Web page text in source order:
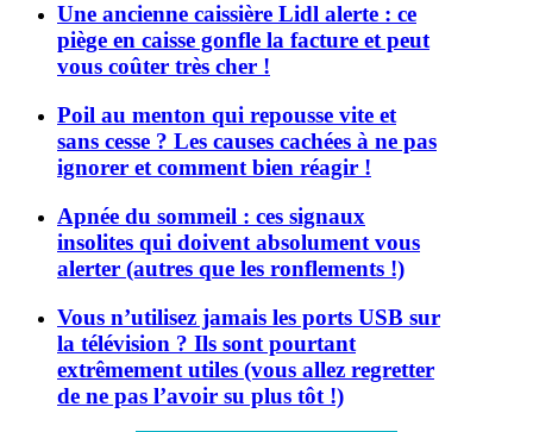
Une ancienne caissière Lidl alerte : ce
piège en caisse gonfle la facture et peut
vous coûter très cher !
Poil au menton qui repousse vite et
sans cesse ? Les causes cachées à ne pas
ignorer et comment bien réagir !
Apnée du sommeil : ces signaux
insolites qui doivent absolument vous
alerter (autres que les ronflements !)
Vous n’utilisez jamais les ports USB sur
la télévision ? Ils sont pourtant
extrêmement utiles (vous allez regretter
de ne pas l’avoir su plus tôt !)